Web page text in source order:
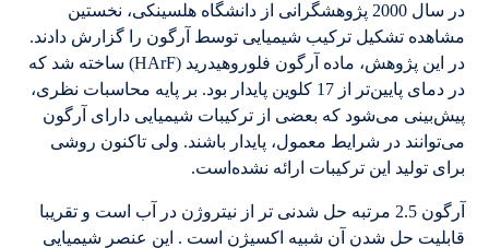
در سال 2000 پژوهشگرانی از دانشگاه هلسینکی، نخستین
مشاهده تشکیل ترکیب شیمیایی توسط آرگون را گزارش دادند.
در این پژوهش، ماده آرگون فلوروهیدرید (HArF) ساخته شد که
در دمای پایین‌تر از 17 کلوین پایدار بود. بر پایه محاسبات نظری،
پیش‌بینی می‌شود که بعضی از ترکیبات شیمیایی دارای آرگون
می‌توانند در شرایط معمول، پایدار باشند. ولی تاکنون روشی
برای تولید این ترکیبات ارائه نشده‌است.
آرگون 2.5 مرتبه حل شدنی تر از نیتروژن در آب است و تقریبا
قابلیت حل شدن آن شبیه اکسیژن است . این عنصر شیمیایی